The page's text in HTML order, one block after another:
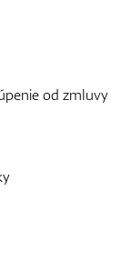
od zmluvy